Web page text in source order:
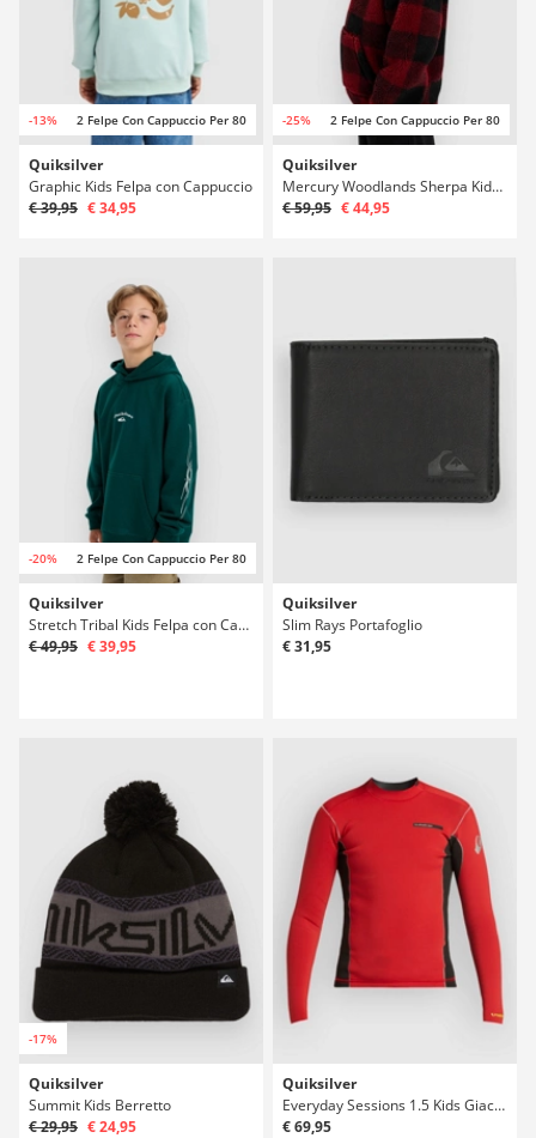
-13% 2 Felpe Con Cappuccio Per 80
Quiksilver
Graphic Kids Felpa con Cappuccio
€ 39,95 € 34,95
-25% 2 Felpe Con Cappuccio Per 80
Quiksilver
Mercury Woodlands Sherpa Kids Half-Zip Felpa in Pile
€ 59,95 € 44,95
-20% 2 Felpe Con Cappuccio Per 80
Quiksilver
Stretch Tribal Kids Felpa con Cappuccio
€ 49,95 € 39,95
Quiksilver
Slim Rays Portafoglio
€ 31,95
-17%
Quiksilver
Summit Kids Berretto
€ 29,95 € 24,95
Quiksilver
Everyday Sessions 1.5 Kids Giacca da Surf
€ 69,95